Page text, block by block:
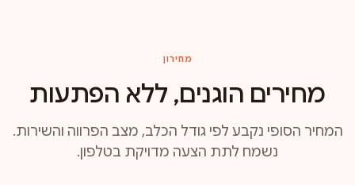
מחירון
מחירים הוגנים, ללא הפתעות
המחיר הסופי נקבע לפי גודל הכלב, מצב הפרווה והשירות.
נשמח לתת הצעה מדויקת בטלפון.